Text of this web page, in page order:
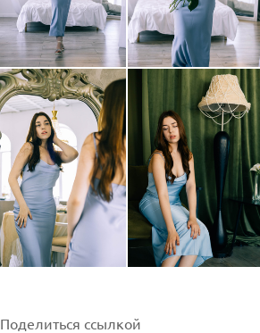
Поделиться ссылкой